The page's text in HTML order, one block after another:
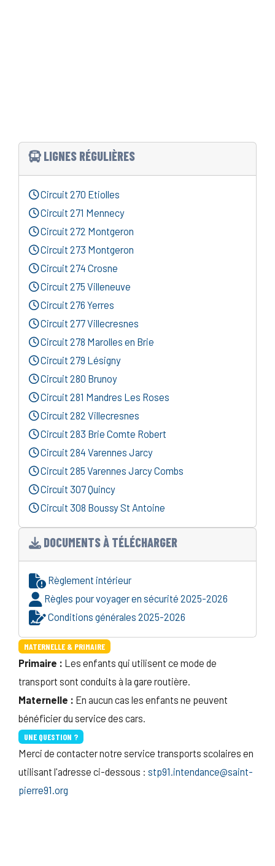
LIGNES RÉGULIÈRES
Circuit 270 Etiolles
Circuit 271 Mennecy
Circuit 272 Montgeron
Circuit 273 Montgeron
Circuit 274 Crosne
Circuit 275 Villeneuve
Circuit 276 Yerres
Circuit 277 Villecresnes
Circuit 278 Marolles en Brie
Circuit 279 Lésigny
Circuit 280 Brunoy
Circuit 281 Mandres Les Roses
Circuit 282 Villecresnes
Circuit 283 Brie Comte Robert
Circuit 284 Varennes Jarcy
Circuit 285 Varennes Jarcy Combs
Circuit 307 Quincy
Circuit 308 Boussy St Antoine
DOCUMENTS À TÉLÉCHARGER
Règlement intérieur
Règles pour voyager en sécurité 2025-2026
Conditions générales 2025-2026
MATERNELLE & PRIMAIRE
Primaire : Les enfants qui utilisent ce mode de
transport sont conduits à la gare routière.
Maternelle : En aucun cas les enfants ne peuvent
bénéficier du service des cars.
UNE QUESTION ?
Merci de contacter notre service transports scolaires en
utilisant l'adresse ci-dessous : stp91.intendance@saint-
pierre91.org